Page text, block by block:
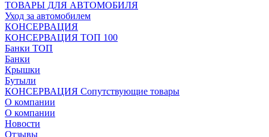
ТОВАРЫ ДЛЯ АВТОМОБИЛЯ
Уход за автомобилем
КОНСЕРВАЦИЯ
КОНСЕРВАЦИЯ ТОП 100
Банки ТОП
Банки
Крышки
Бутыли
КОНСЕРВАЦИЯ Сопутствующие товары
О компании
О компании
Новости
Отзывы